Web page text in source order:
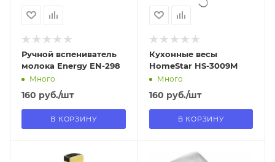
Ручной вспениватель
молока Energy EN-298
Много
160 руб./шт
В КОРЗИНУ
Кухонные весы
HomeStar HS-3009M
Много
160 руб./шт
В КОРЗИНУ
Отправим